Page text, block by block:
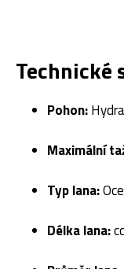
Technické
Pohon:
Maximální
Typ lana:
Délka lana: